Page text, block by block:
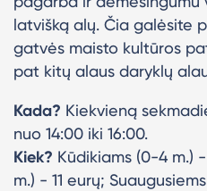
latvišką alų. Čia galėsite
gatvės maisto kultūros
pat kitų alaus daryklų
Kada? Kiekvieną
nuo 14:00 iki 16:00.
Kiek? Kūdikiams (0-4 m.)
m.) - 11 eurų;